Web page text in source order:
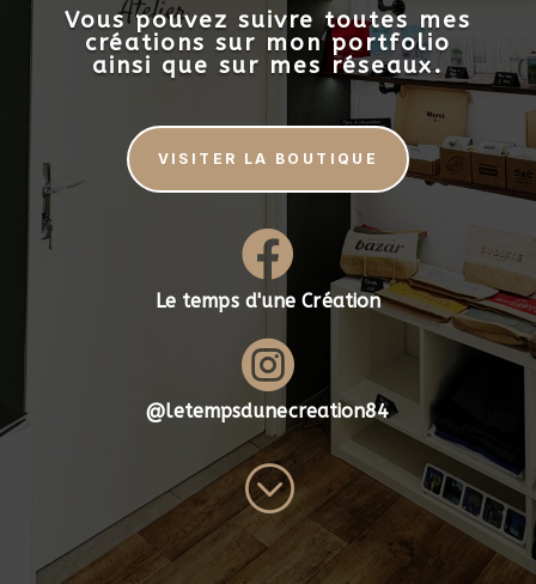
Vous pouvez suivre toutes mes
créations sur mon portfolio
ainsi que sur mes réseaux.
VISITER LA BOUTIQUE

Le temps d'une Création

@letempsdunecreation84
;